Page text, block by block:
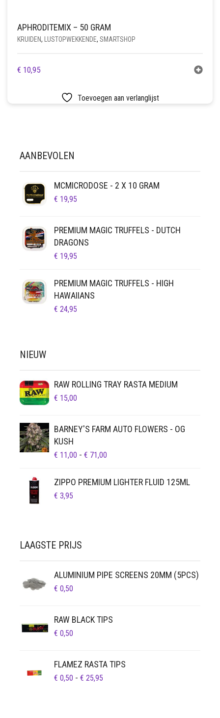
APHRODITEMIX – 50 GRAM
KRUIDEN, LUSTOPWEKKENDE, SMARTSHOP
€ 10,95
Toevoegen aan verlanglijst
AANBEVOLEN
MCMICRODOSE - 2 X 10 GRAM
€ 19,95
PREMIUM MAGIC TRUFFELS - DUTCH
DRAGONS
€ 19,95
PREMIUM MAGIC TRUFFELS - HIGH
HAWAIIANS
€ 24,95
NIEUW
RAW ROLLING TRAY RASTA MEDIUM
€ 15,00
BARNEY'S FARM AUTO FLOWERS - OG
KUSH
€ 11,00 - € 71,00
€ 71,00
ZIPPO PREMIUM LIGHTER FLUID 125ML
€ 3,95
LAAGSTE PRIJS
ALUMINIUM PIPE SCREENS 20MM (5PCS)
€ 0,50
RAW BLACK TIPS
€ 0,50
FLAMEZ RASTA TIPS
€ 0,50 - € 25,95